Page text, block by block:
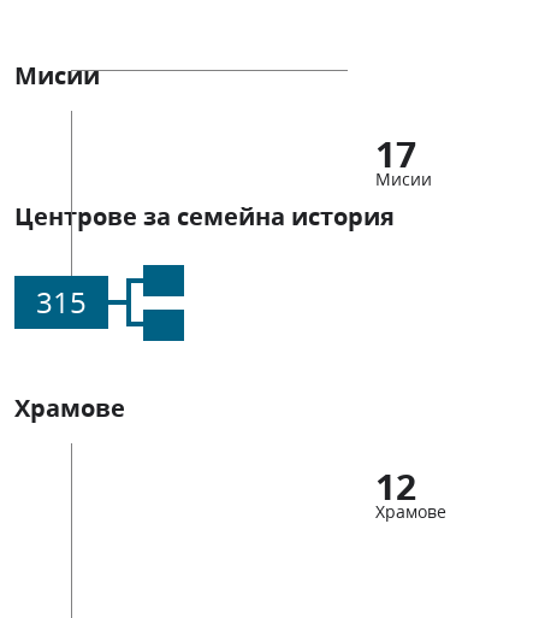
Мисии
17
Мисии
Центрове за семейна история
315
Храмове
12
Храмове